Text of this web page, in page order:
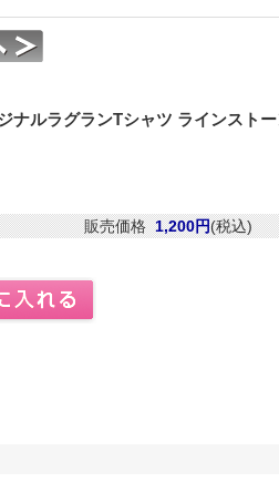
ナルラグランTシャツ ラインスト
販売価格 1,200円(税込)